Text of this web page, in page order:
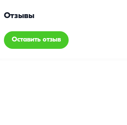
Отзывы
Оставить отзыв